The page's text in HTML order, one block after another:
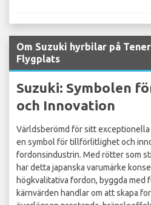
Om Suzuki hyrbilar på
Flygplats
Suzuki: Symbolen
och Innovation
Världsberömd för sitt
en symbol för tillförlitlighet och
fordonsindustrin. Med rötter som
har detta japanska varumärke
högkvalitativa fordon, byggda med
kärnvärden handlar om att skapa